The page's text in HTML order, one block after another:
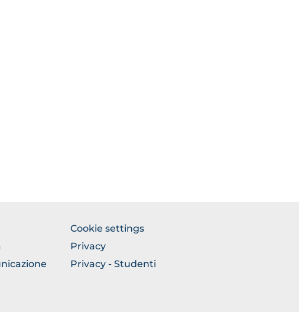
FOOTER
COLONNA
DESTRA
Cookie settings
Privacy
Privacy - Studenti